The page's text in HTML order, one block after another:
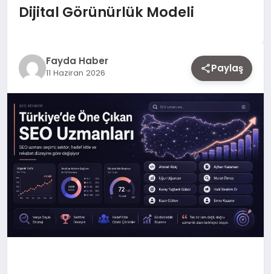
SIYASET
MAGAZIN
YAŞAM
DÜNYA
Dijital Görünürlük Modeli
Fayda Haber
11 Haziran 2026 Paylaş